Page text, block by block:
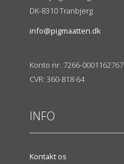
DK-8310 Tranbjerg
info@pigmaatten.dk
Konto nr. 7266-0001162767
CVR: 360-818-64
INFO
Kontakt os